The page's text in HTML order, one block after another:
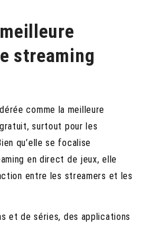
streaming
comme la meilleure
surtout pour les
qu’elle se focalise
en direct de jeux, elle
entre les streamers et les
et de séries, des applications